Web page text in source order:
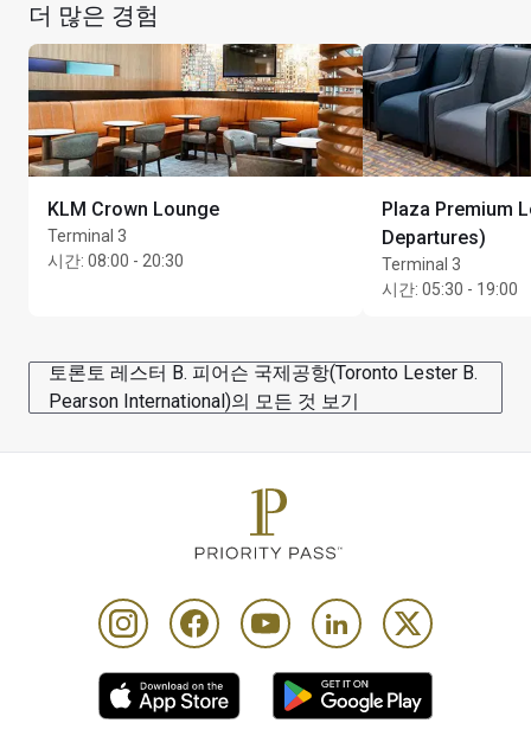
더 많은 경험
KLM Crown Lounge
Terminal 3
시간: 08:00 - 20:30
Plaza Premium
Departures)
Terminal 3
시간: 05:30 - 19:00
토론토 레스터 B. 피어슨 국제공항(Toronto Lester B.
Pearson International)의 모든 것 보기